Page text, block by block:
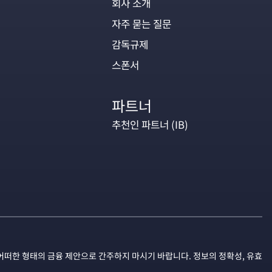
회사 소개
자주 묻는 질문
감독규제
스폰서
파트너
추천인 파트너 (IB)
한 형태의 금융 제안으로 간주하지 마시기 바랍니다. 정보의 정확성, 유효